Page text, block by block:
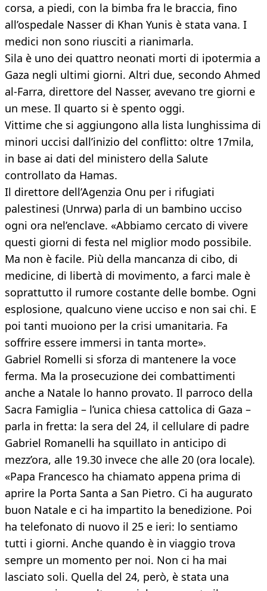
corsa, a piedi, con la bimba fra le braccia, fino
all’ospedale Nasser di Khan Yunis è stata vana. I
medici non sono riusciti a rianimarla.
Sila è uno dei quattro neonati morti di ipotermia a
Gaza negli ultimi giorni. Altri due, secondo Ahmed
al-Farra, direttore del Nasser, avevano tre giorni e
un mese. Il quarto si è spento oggi.
Vittime che si aggiungono alla lista lunghissima di
minori uccisi dall’inizio del conflitto: oltre 17mila,
in base ai dati del ministero della Salute
controllato da Hamas.
Il direttore dell’Agenzia Onu per i rifugiati
palestinesi (Unrwa) parla di un bambino ucciso
ogni ora nel’enclave. «Abbiamo cercato di vivere
questi giorni di festa nel miglior modo possibile.
Ma non è facile. Più della mancanza di cibo, di
medicine, di libertà di movimento, a farci male è
soprattutto il rumore costante delle bombe. Ogni
esplosione, qualcuno viene ucciso e non sai chi. E
poi tanti muoiono per la crisi umanitaria. Fa
soffrire essere immersi in tanta morte».
Gabriel Romelli si sforza di mantenere la voce
ferma. Ma la prosecuzione dei combattimenti
anche a Natale lo hanno provato. Il parroco della
Sacra Famiglia – l’unica chiesa cattolica di Gaza –
parla in fretta: la sera del 24, il cellulare di padre
Gabriel Romanelli ha squillato in anticipo di
mezz’ora, alle 19.30 invece che alle 20 (ora locale).
«Papa Francesco ha chiamato appena prima di
aprire la Porta Santa a San Pietro. Ci ha augurato
buon Natale e ci ha impartito la benedizione. Poi
ha telefonato di nuovo il 25 e ieri: lo sentiamo
tutti i giorni. Anche quando è in viaggio trova
sempre un momento per noi. Non ci ha mai
lasciato soli. Quella del 24, però, è stata una